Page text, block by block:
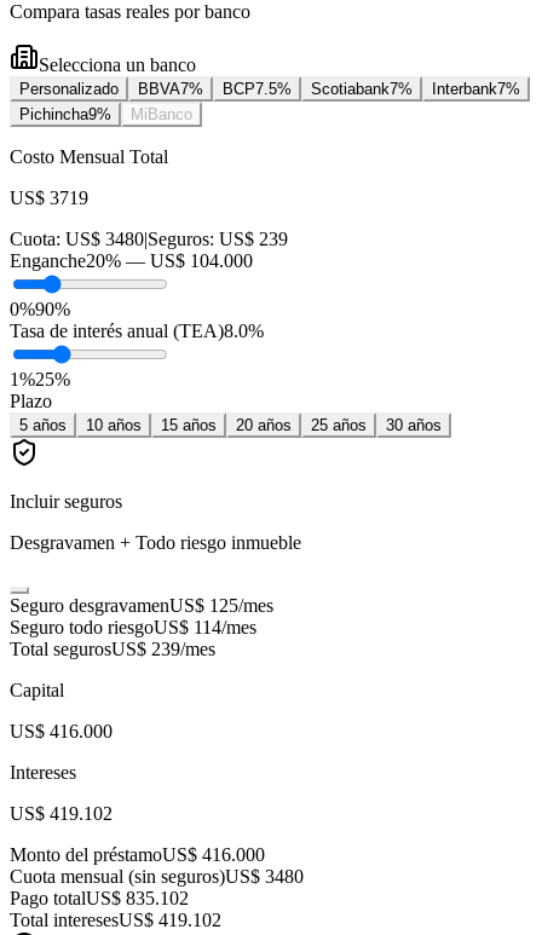
Compara tasas reales por banco
Selecciona un banco
Personalizado BBVA7% BCP7.5% Scotiabank7% Interbank7%
Pichincha9% MiBanco
Costo Mensual Total
US$ 3719
Cuota: US$ 3480|Seguros: US$ 239
Enganche20% — US$ 104.000
0%90%
Tasa de interés anual (TEA)8.0%
1%25%
Plazo
5 años 10 años 15 años 20 años 25 años 30 años
Incluir seguros
Desgravamen + Todo riesgo inmueble
Seguro desgravamenUS$ 125/mes
Seguro todo riesgoUS$ 114/mes
Total segurosUS$ 239/mes
Capital
US$ 416.000
Intereses
US$ 419.102
Monto del préstamoUS$ 416.000
Cuota mensual (sin seguros)US$ 3480
Pago totalUS$ 835.102
Total interesesUS$ 419.102